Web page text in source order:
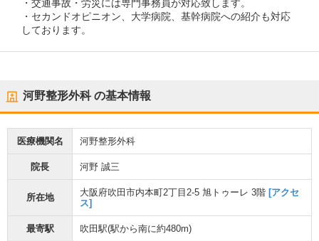
・交通事故・労災には専門事務員が対応致します。
・セカンドオピニオン、大学病院、基幹病院への紹介も対応
しております。
河野整形外科の基本情報
医療機関名 河野整形外科
院長 河野 誠三
所在地 大阪府吹田市内本町2丁目2-5 旭トゥーレ 3階 [アクセ
ス]
最寄駅 吹田駅(駅から南に約480m)